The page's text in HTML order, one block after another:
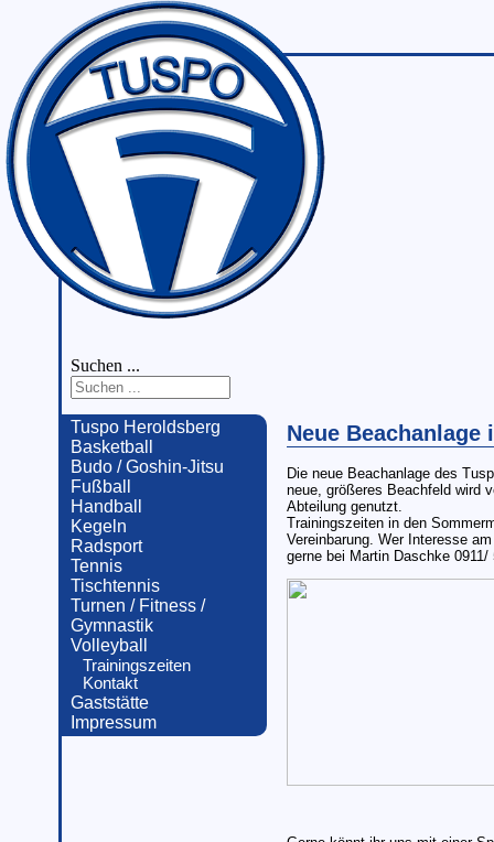
Suchen ...
Tuspo Heroldsberg
Basketball
Budo / Goshin-Jitsu
Fußball
Handball
Kegeln
Radsport
Tennis
Tischtennis
Turnen / Fitness /
Gymnastik
Volleyball
Trainingszeiten
Kontakt
Gaststätte
Impressum
Neue Beachanlage
Die neue Beachanlage des
neue, größeres Beachfeld wird
Abteilung genutzt.
Trainingszeiten in den
Vereinbarung. Wer Interesse
gerne bei Martin Daschke 0911/